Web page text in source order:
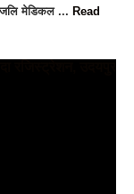
मेडिकल ... Read